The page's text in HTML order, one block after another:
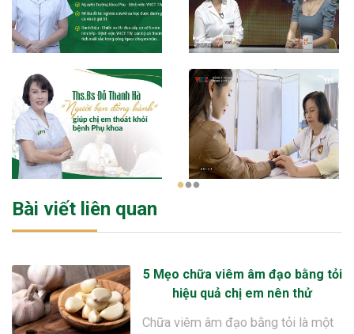
1 2 3
Bài viết liên quan
5 Mẹo chữa viêm âm đạo bằng tỏi
hiệu quả chị em nên thử
Chữa viêm âm đạo bằng tỏi là một